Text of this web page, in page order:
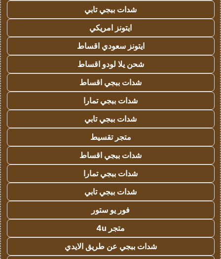
شدات ببجي تابي
ايتونز امريكي
ايتونز سعودي اقساط
شحن يلا لودو اقساط
شدات ببجي اقساط
شدات ببجي تمارا
شدات ببجي تابي
متجر تقسيط
شدات ببجي اقساط
شدات ببجي تمارا
شدات ببجي تابي
فور يو ستور
متجر 4u
شدات ببجي عن طريق الايدي